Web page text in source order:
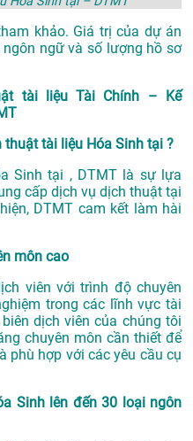
khảo. Giá trị của dự án
ngữ và số lượng hồ sơ
tài liệu Tài Chính – Kế
tài liệu Hóa Sinh tại ?
Sinh tại , DTMT là sự lựa
cấp dịch vụ dịch thuật tại
DTMT cam kết làm hài
môn cao
viên với trình độ chuyên
trong các lĩnh vực tài
dịch viên của chúng tôi
chuyên môn cần thiết để
phù hợp với các yêu cầu cụ
Sinh lên đến 30 loại ngôn